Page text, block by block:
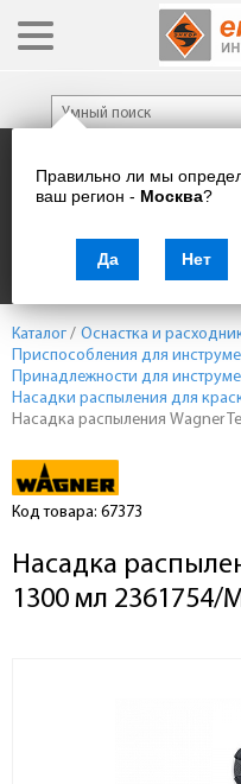
Правильно ли мы
ваш регион - Москва?
Да Нет
Каталог товаров
Каталог / Оснастка и
Приспособления для
Принадлежности для
Насадки распыления для
Насадка распыления Wagner
Код товара: 67373
Насадка
1300 мл 2361754/